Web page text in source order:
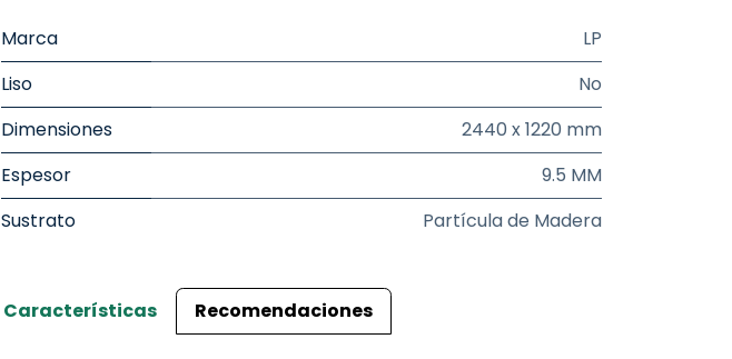
Marca
LP
Liso
No
Dimensiones
2440 x 1220 mm
Espesor
9.5 MM
Sustrato
Partícula de Madera
Características Recomendaciones